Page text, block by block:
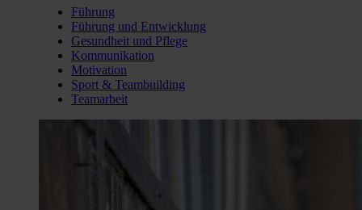
Führung
Führung und Entwicklung
Gesundheit und Pflege
Kommunikation
Motivation
Sport & Teambuilding
Teamarbeit